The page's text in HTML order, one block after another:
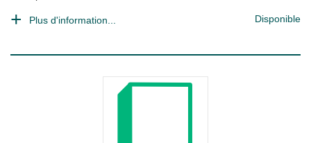
Plus d'information... Disponible